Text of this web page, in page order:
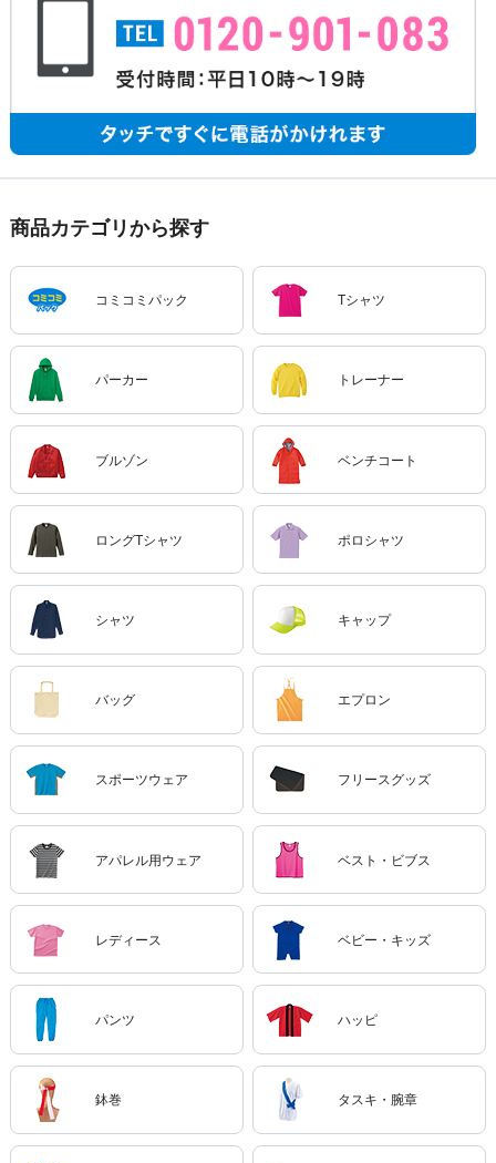
商品カテゴリから探す
コミコミパック Tシャツ
パーカー トレーナー
ブルゾン ベンチコート
ロングTシャツ ポロシャツ
シャツ キャップ
バッグ エプロン
スポーツウェア フリースグッズ
アパレル用ウェア ベスト・ビブス
レディース ベビー・キッズ
パンツ ハッピ
鉢巻 タスキ・腕章